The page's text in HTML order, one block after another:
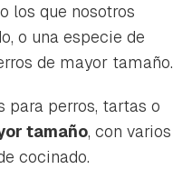
los que nosotros
o una especie de
de mayor tamaño.
para perros, tartas o
tamaño, con varios
cocinado.